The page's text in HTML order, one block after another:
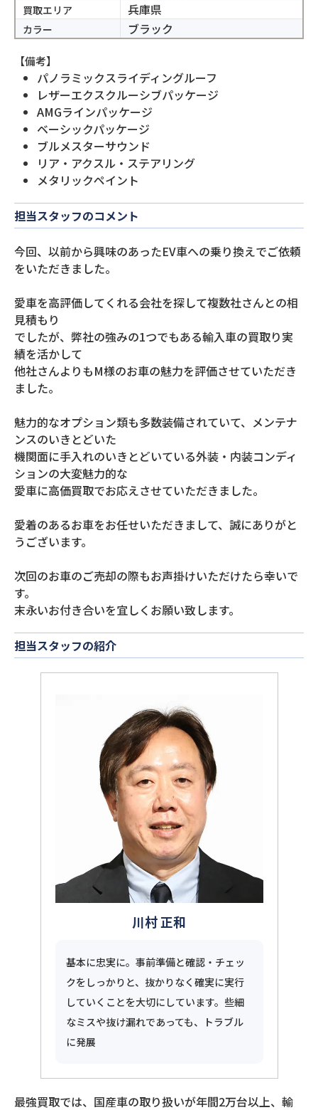
買取エリア 兵庫県
カラー ブラック
【備考】
パノラミックスライディングルーフ
レザーエクスクルーシブパッケージ
AMGラインパッケージ
ベーシックパッケージ
ブルメスターサウンド
リア・アクスル・ステアリング
メタリックペイント
担当スタッフのコメント
今回、以前から興味のあったEV車への乗り換えでご依頼
をいただきました。
愛車を高評価してくれる会社を探して複数社さんとの相
見積もり
でしたが、弊社の強みの1つでもある輸入車の買取り実
績を活かして
他社さんよりもM様のお車の魅力を評価させていただき
ました。
魅力的なオプション類も多数装備されていて、メンテナ
ンスのいきとどいた
機関面に手入れのいきとどいている外装・内装コンディ
ションの大変魅力的な
愛車に高価買取でお応えさせていただきました。
愛着のあるお車をお任せいただきまして、誠にありがと
うございます。
次回のお車のご売却の際もお声掛けいただけたら幸いで
す。
末永いお付き合いを宜しくお願い致します。
担当スタッフの紹介
川村 正和
基本に忠実に。事前準備と確認・チェッ
クをしっかりと、抜かりなく確実に実行
していくことを大切にしています。些細
なミスや抜け漏れであっても、トラブル
に発展
最強買取では、国産車の取り扱いが年間2万台以上、輸